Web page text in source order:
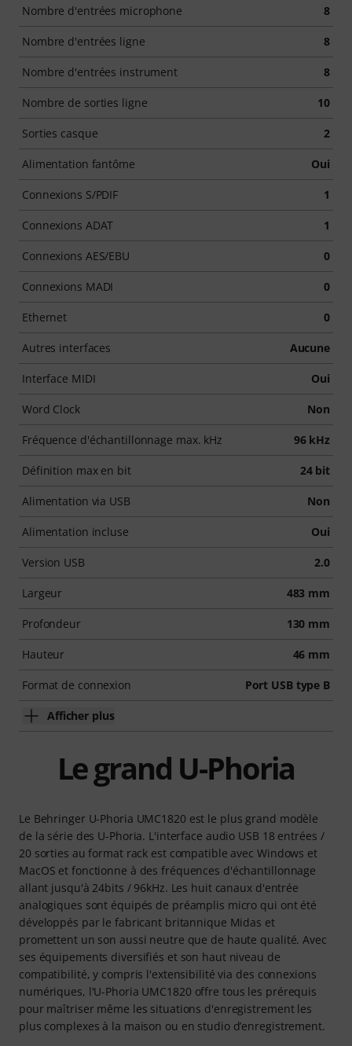
Nombre d'entrées microphone 8
Nombre d'entrées ligne 8
Nombre d'entrées instrument 8
Nombre de sorties ligne 10
Sorties casque 2
Alimentation fantôme Oui
Connexions S/PDIF 1
Connexions ADAT 1
Connexions AES/EBU 0
Connexions MADI 0
Ethernet 0
Autres interfaces Aucune
Interface MIDI Oui
Word Clock Non
Fréquence d'échantillonnage max. kHz 96 kHz
Définition max en bit 24 bit
Alimentation via USB Non
Alimentation incluse Oui
Version USB 2.0
Largeur 483 mm
Profondeur 130 mm
Hauteur 46 mm
Format de connexion Port USB type B
Afficher plus
Le grand U-Phoria
Le Behringer U-Phoria UMC1820 est le plus grand modèle
de la série des U-Phoria. L'interface audio USB 18 entrées /
20 sorties au format rack est compatible avec Windows et
MacOS et fonctionne à des fréquences d'échantillonnage
allant jusqu'à 24bits / 96kHz. Les huit canaux d'entrée
analogiques sont équipés de préamplis micro qui ont été
développés par le fabricant britannique Midas et
promettent un son aussi neutre que de haute qualité. Avec
ses équipements diversifiés et son haut niveau de
compatibilité, y compris l'extensibilité via des connexions
numériques, l'U-Phoria UMC1820 offre tous les prérequis
pour maîtriser même les situations d'enregistrement les
plus complexes à la maison ou en studio d’enregistrement.